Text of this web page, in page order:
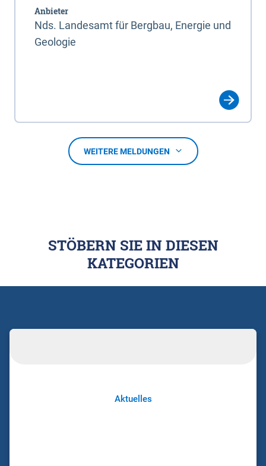
Anbieter
Nds. Landesamt für Bergbau, Energie und
Geologie
WEITERE MELDUNGEN
STÖBERN SIE IN DIESEN
KATEGORIEN
Aktuelles